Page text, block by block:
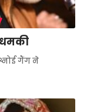
धमकी
गैंग ने